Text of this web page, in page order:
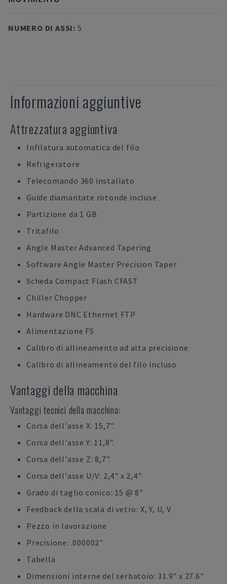
NUMERO DI ASSI: 5
Informazioni aggiuntive
Attrezzatura aggiuntiva
Infilatura automatica del filo
Refrigeratore
Telecomando 360 installato
Guide diamantate rotonde incluse
Partizione da 1 GB
Tritafilo
Angle Master Advanced Tapering
Software Angle Master Precision Taper
Scheda Compact Flash CFAST
Chiller Chopper
Hardware DNC Ethernet FTP
Alimentazione FS
Calibro di allineamento ad alta precisione
Calibro di allineamento del filo incluso
Vantaggi della macchina
Vantaggi tecnici della macchina:
Corsa dell'asse X: 15,7".
Corsa dell'asse Y: 11,8".
Corsa dell'asse Z: 8,7".
Corsa dell'asse U/V: 2,4" x 2,4"
Grado di taglio conico: 15 @ 8"
Feedback della scala di vetro: X, Y, U, V
Pezzo in lavorazione
Precisione: .000002"
Tabella
Dimensioni interne del serbatoio: 31.9" x 27.6"